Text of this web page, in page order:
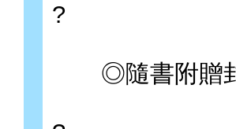
?
◎隨書附贈封